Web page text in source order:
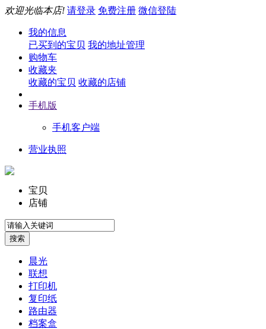
欢迎光临本店! 请登录 免费注册 微信登陆
我的信息
已买到的宝贝 我的地址管理
购物车
收藏夹
收藏的宝贝 收藏的店铺
手机版
手机客户端
营业执照
宝贝
店铺
晨光
联想
打印机
复印纸
路由器
档案盒